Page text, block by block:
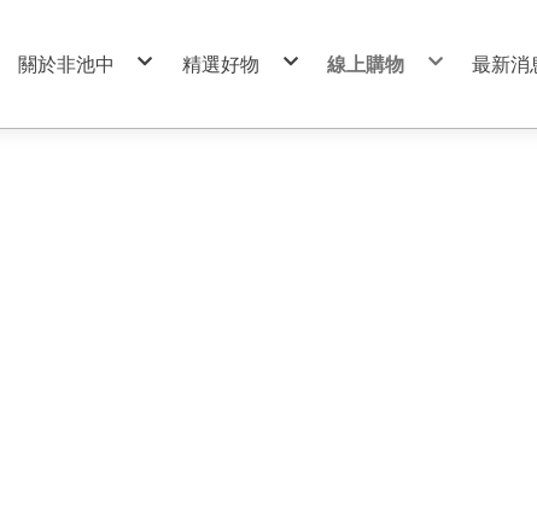
關於非池中 精選好物 線上購物
日本 shachahata TAT
最新消